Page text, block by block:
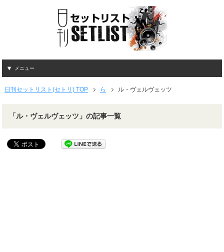
メニュー
日刊セットリスト(セトリ) TOP ら ル・ヴェルヴェッツ
「ル・ヴェルヴェッツ」の記事一覧